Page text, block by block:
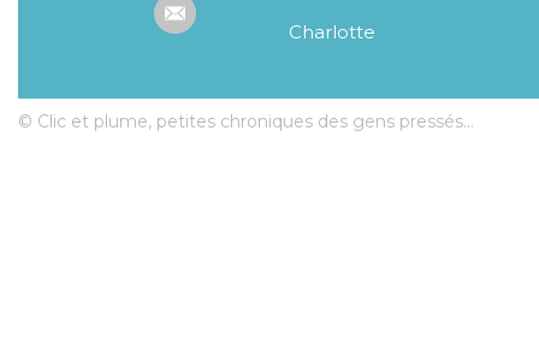
Charlotte
© Clic et plume, petites chroniques des gens pressés...